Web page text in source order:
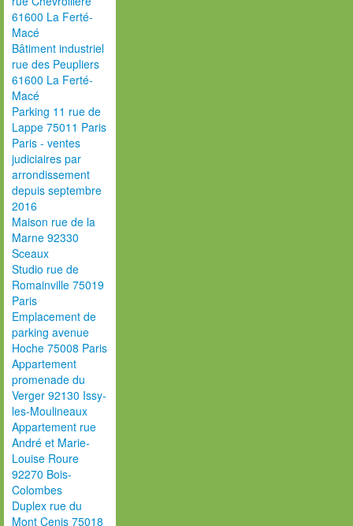
61600 La Ferté-
Macé
Bâtiment industriel
rue des Peupliers
61600 La Ferté-
Macé
Parking 11 rue de
Lappe 75011 Paris
Paris - ventes
judiciaires par
arrondissement
depuis septembre
2016
Maison rue de la
Marne 92330
Sceaux
Studio rue de
Romainville 75019
Paris
Emplacement de
parking avenue
Hoche 75008 Paris
Appartement
promenade du
Verger 92130 Issy-
les-Moulineaux
Appartement rue
André et Marie-
Louise Roure
92270 Bois-
Colombes
Duplex rue du
Mont Cenis 75018